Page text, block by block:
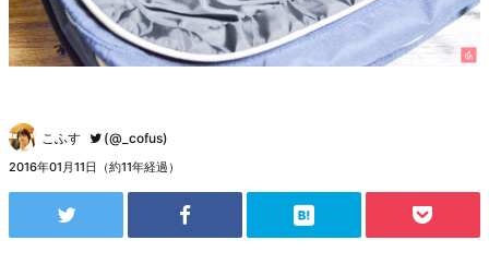
こふす (@_cofus)
2016年01月11日（約11年経過）